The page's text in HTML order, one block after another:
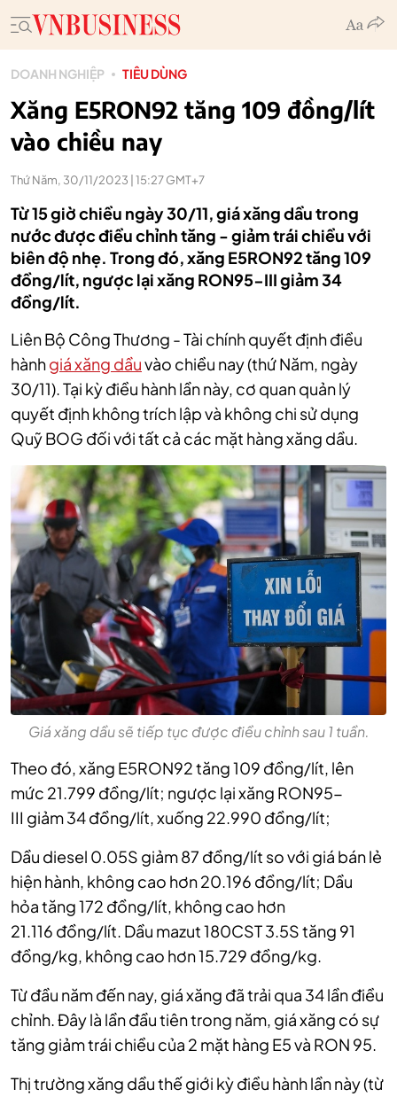
DOANH NGHIỆP TIÊU DÙNG
Xăng E5RON92 tăng 109 đồng/lít
vào chiều nay
Thứ Năm, 30/11/2023 | 15:27 GMT+7
Từ 15 giờ chiều ngày 30/11, giá xăng dầu trong
nước được điều chỉnh tăng - giảm trái chiều với
biên độ nhẹ. Trong đó, xăng E5RON92 tăng 109
đồng/lít, ngược lại xăng RON95-III giảm 34
đồng/lít.
Liên Bộ Công Thương - Tài chính quyết định điều
hànhgiá xăng dầuvào chiều nay (thứ Năm, ngày
30/11). Tại kỳ điều hành lần này, cơ quan quản lý
quyết địnhkhông trích lập và không chi sử dụng
Quỹ BOG đối với tất cả các mặt hàng xăng dầu.
Giá xăng dầu sẽ tiếp tục được điều chỉnh sau 1 tuần.
Theo đó, xăng E5RON92tăng 109 đồng/lít, lên
mức 21.799 đồng/lít; ngược lại xăng RON95-
III giảm 34 đồng/lít, xuống 22.990 đồng/lít;
Dầu diesel 0.05S giảm 87 đồng/lít so với giá bán lẻ
hiện hành, không cao hơn 20.196 đồng/lít; Dầu
hỏatăng 172 đồng/lít, không cao hơn
21.116 đồng/lít. Dầu mazut 180CST 3.5S tăng 91
đồng/kg, không cao hơn 15.729 đồng/kg.
Từ đầu năm đến nay, giá xăng đã trải qua 34 lần điều
chỉnh. Đây là lần đầu tiên trong năm, giá xăng có sự
tăng giảm trái chiều của 2 mặt hàng E5 và RON 95.
Thị trường xăng dầu thế giới kỳ điều hành lần này (từ